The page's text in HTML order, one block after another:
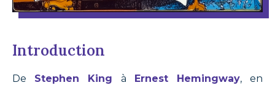
Introduction
De Stephen King à Ernest Hemingway, en